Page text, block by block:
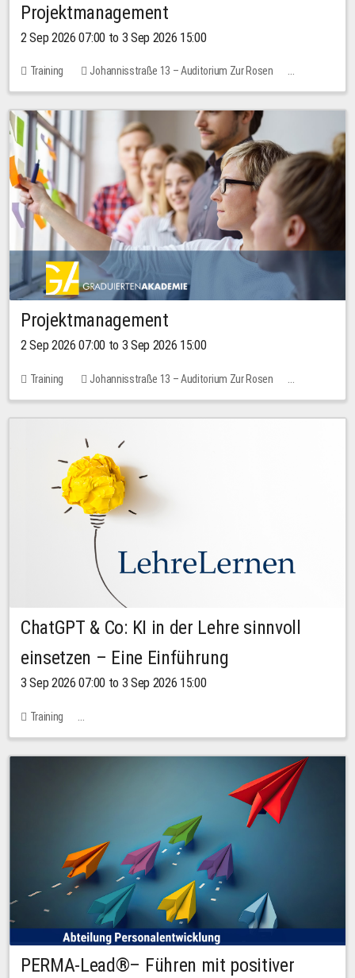
Projektmanagement
2 Sep 2026 07:00 to 3 Sep 2026 15:00
Training
Johannisstraße 13 – Auditorium Zur Rosen
1 place
Projektmanagement
2 Sep 2026 07:00 to 3 Sep 2026 15:00
Training
Johannisstraße 13 – Auditorium Zur Rosen
No free places
30.00 EUR
ChatGPT & Co: KI in der Lehre sinnvoll
einsetzen – Eine Einführung
3 Sep 2026 07:00 to 3 Sep 2026 15:00
Training
Bachstraße 18k - SR 102 (Seminarraum Servicestelle LehreLernen)
PERMA-Lead®– Führen mit positiver